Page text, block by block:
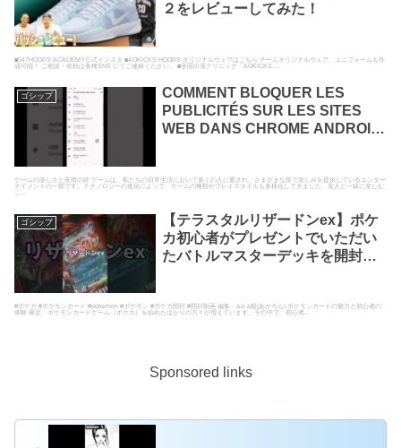
２をレビューしてみた！
■047HOOPS ACADEMY公式インスタ ■AOKICKS HOOPS オリジナルウェアはこちら チームオリジナルウェア、ユニフォームも作
成可能！ ご相談・依頼は各種SNS にてご連絡ください。 ■全国出張クリニック「AOKICKS ...
ゴシップ
COMMENT BLOQUER LES
PUBLICITÉS SUR LES SITES
WEB DANS CHROME ANDROID
ゲームの楽しさと友情の絆 ゲームは、私たちの日常生活において多くの人に愛され、さまざまな形で楽しみを提供しているエンター
テイメントの一部です。テクノロジーの進化によって、ゲームの種類やプレイスタイルも多様化してきました。友人と一緒に楽しむ
こ...
ゴシップ
【テラスタルリザードンex】ポケ
カ初心者がプレゼントでいただい
たバトルマスターデッキを開封し
#ポケカ #ポケモンカード #pokemon #ポケモン #ポケカ開封 #開封動画 編集：a.k.a龍(あかろん) ポケモンカードの魅力と初心者の
体験 最近、ポケモンカードゲーム（ポケカ）を始めたばかりの方々が増えています。その中で、初心者...
Sponsored links